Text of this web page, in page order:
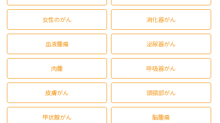
女性のがん 消化器がん
血液腫瘍 泌尿器がん
肉腫 呼吸器がん
皮膚がん 頭頸部がん
甲状腺がん 脳腫瘍